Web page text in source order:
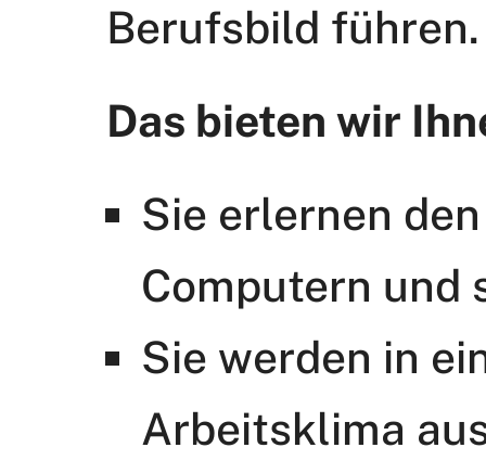
Berufsbild führen.
Das bieten wir
Sie erlernen
Computern und
Sie werden in
Arbeitsklima